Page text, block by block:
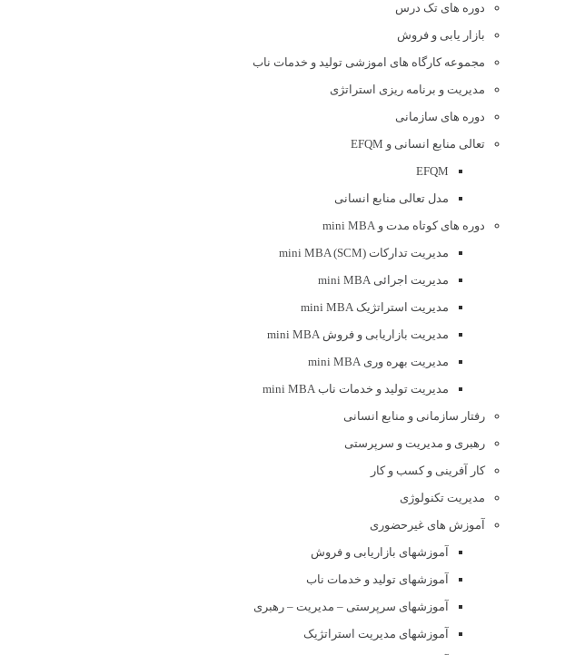
دوره های تک درس
بازار یابی و فروش
مجموعه کارگاه های اموزشی تولید و خدمات ناب
مدیریت و برنامه ریزی استراتژی
دوره های سازمانی
تعالی منابع انسانی و EFQM
EFQM
مدل تعالی منابع انسانی
دوره های کوتاه مدت و mini MBA
مدیریت تدارکات (mini MBA (SCM
مدیریت اجرائی mini MBA
مدیریت استراتژیک mini MBA
مدیریت بازاریابی و فروش mini MBA
مدیریت بهره وری mini MBA
مدیریت تولید و خدمات ناب mini MBA
رفتار سازمانی و منابع انسانی
رهبری و مدیریت و سرپرستی
کار آفرینی و کسب و کار
مدیریت تکنولوژی
آموزش های غیرحضوری
آموزشهای بازاریابی و فروش
آموزشهای تولید و خدمات ناب
آموزشهای سرپرستی – مدیریت – رهبری
آموزشهای مدیریت استراتژیک